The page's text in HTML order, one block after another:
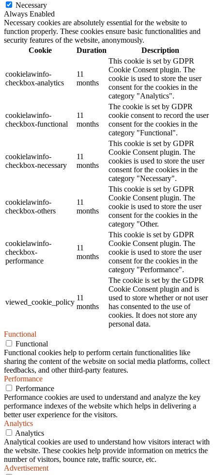
Necessary
Always Enabled
Necessary cookies are absolutely essential for the website to
function properly. These cookies ensure basic functionalities and
security features of the website, anonymously.
Cookie
Duration Description
cookielawinfo-
checkbox-analytics
11
months
This cookie is set by GDPR
Cookie Consent plugin. The
cookie is used to store the user
consent for the cookies in the
category "Analytics".
cookielawinfo-
checkbox-functional
11
months
The cookie is set by GDPR
cookie consent to record the user
consent for the cookies in the
category "Functional".
cookielawinfo-
checkbox-necessary
11
months
This cookie is set by GDPR
Cookie Consent plugin. The
cookies is used to store the user
consent for the cookies in the
category "Necessary".
cookielawinfo-
checkbox-others
11
months
This cookie is set by GDPR
Cookie Consent plugin. The
cookie is used to store the user
consent for the cookies in the
category "Other.
cookielawinfo-
checkbox-
performance
11
months
This cookie is set by GDPR
Cookie Consent plugin. The
cookie is used to store the user
consent for the cookies in the
category "Performance".
viewed_cookie_policy
11
months
The cookie is set by the GDPR
Cookie Consent plugin and is
used to store whether or not user
has consented to the use of
cookies. It does not store any
personal data.
Functional
Functional
Functional cookies help to perform certain functionalities like
sharing the content of the website on social media platforms, collect
feedbacks, and other third-party features.
Performance
Performance
Performance cookies are used to understand and analyze the key
performance indexes of the website which helps in delivering a
better user experience for the visitors.
Analytics
Analytics
Analytical cookies are used to understand how visitors interact with
the website. These cookies help provide information on metrics the
number of visitors, bounce rate, traffic source, etc.
Advertisement